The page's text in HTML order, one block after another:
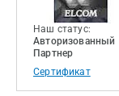
Наш статус:
Авторизованный
Партнер
Сертификат